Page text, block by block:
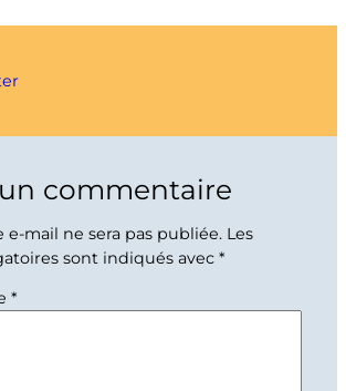
commentaire
e-mail ne sera pas publiée. Les
sont indiqués avec *
*